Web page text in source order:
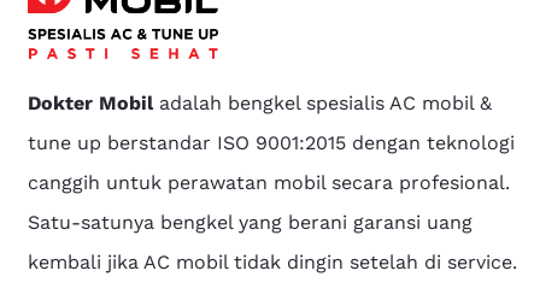
Dokter Mobiladalah bengkel spesialis AC mobil &
tune up berstandar ISO 9001:2015 dengan teknologi
canggih untuk perawatan mobil secara profesional.
Satu-satunya bengkel yang berani garansi uang
kembali jika AC mobil tidak dingin setelah di service.